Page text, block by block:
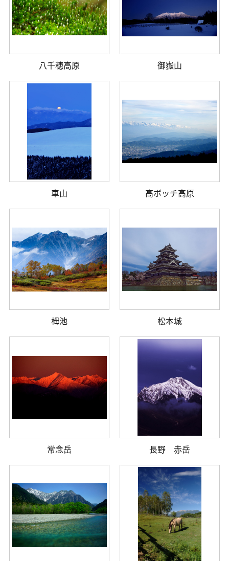
八千穂高原 御嶽山
車山 高ボッチ高原
栂池 松本城
常念岳 長野 赤岳